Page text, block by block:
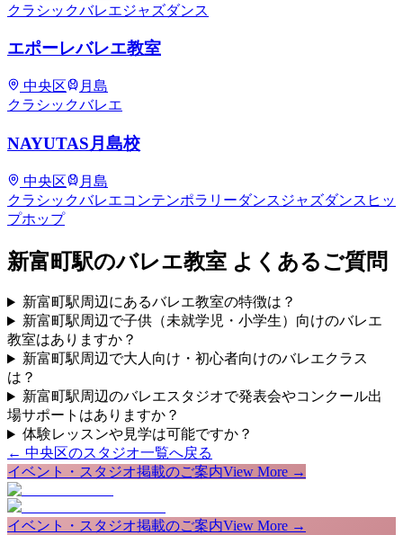
クラシックバレエジャズダンス
エポーレバレエ教室
中央区
月島
クラシックバレエ
NAYUTAS月島校
中央区
月島
クラシックバレエコンテンポラリーダンス ジャズダンス ヒッ
プホップ
新富町駅のバレエ教室 よくあるご質問
新富町駅周辺にあるバレエ教室の特徴は？
新富町駅周辺で子供（未就学児・小学生）向けのバレエ
教室はありますか？
新富町駅周辺で大人向け・初心者向けのバレエクラス
は？
新富町駅周辺のバレエスタジオで発表会やコンクール出
場サポートはありますか？
体験レッスンや見学は可能ですか？
← 中央区のスタジオ一覧へ戻る
イベント・スタジオ掲載のご案内View More →
イベント・スタジオ掲載のご案内View More →